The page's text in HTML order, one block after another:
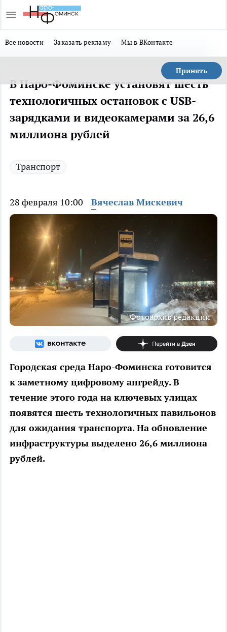
Все новости Заказать рекламу Мы в ВКонтакте
Принять
В Наро-Фоминске установят шесть
технологичных остановок с USB-
зарядками и видеокамерами за 26,6
миллиона рублей
Транспорт
28 февраля 10:00 Вячеслав Мискевич
Фотоархив редакции
Городская среда Наро-Фоминска готовится
к заметному цифровому апгрейду. В
течение этого года на ключевых улицах
появятся шесть технологичных павильонов
для ожидания транспорта. На обновление
инфраструктуры выделено 26,6 миллиона
рублей.